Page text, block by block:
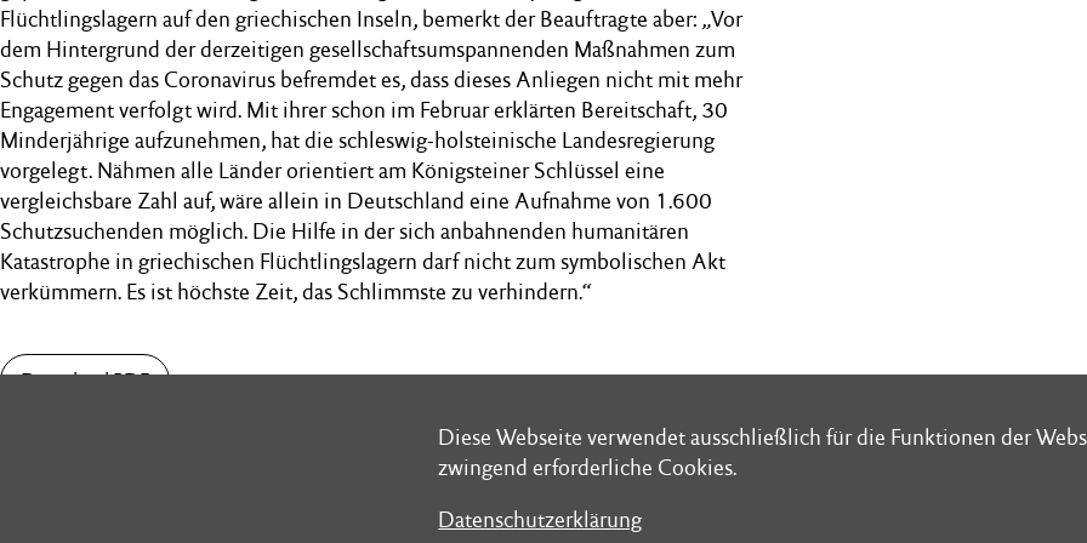
Diese Webseite verwendet ausschließlich für die Funktionen der
zwingend erforderliche Cookies.
Datenschutzerklärung
Diese Webseite verwendet ausschließlich für die Funktionen der
zwingend erforderliche Cookies.
Datenschutzerklärung
Flüchtlingslagern auf den griechischen Inseln, bemerkt der Beauftragte aber: „Vor
dem Hintergrund der derzeitigen gesellschaftsumspannenden Maßnahmen zum
Schutz gegen das Coronavirus befremdet es, dass dieses Anliegen nicht mit mehr
Engagement verfolgt wird. Mit ihrer schon im Februar erklärten Bereitschaft, 30
Minderjährige aufzunehmen, hat die schleswig-holsteinische Landesregierung
vorgelegt. Nähmen alle Länder orientiert am Königsteiner Schlüssel eine
vergleichsbare Zahl auf, wäre allein in Deutschland eine Aufnahme von 1.600
Schutzsuchenden möglich. Die Hilfe in der sich anbahnenden humanitären
Katastrophe in griechischen Flüchtlingslagern darf nicht zum symbolischen Akt
verkümmern. Es ist höchste Zeit, das Schlimmste zu verhindern.“
Download PDF